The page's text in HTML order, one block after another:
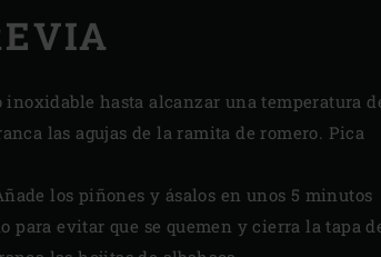
hasta alcanzar una temperatura
las agujas de la ramita de romero. Pica
los piñones y ásalos en unos 5 minutos
para evitar que se quemen y cierra la tapa